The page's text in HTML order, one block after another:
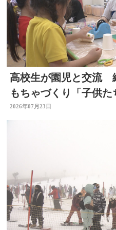
高校生が園児と交流
もちゃづくり「子供
大切と思った」大分
2026年07月23日